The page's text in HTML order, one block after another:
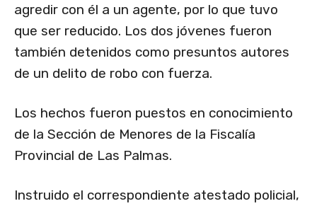
agredir con él a un agente, por lo que tuvo
que ser reducido. Los dos jóvenes fueron
también detenidos como presuntos autores
de un delito de robo con fuerza.
Los hechos fueron puestos en conocimiento
de la Sección de Menores de la Fiscalía
Provincial de Las Palmas.
Instruido el correspondiente atestado policial,